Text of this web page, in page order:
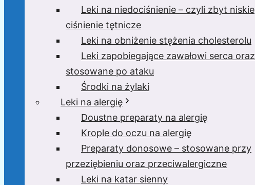
Leki na niedociśnienie – czyli zbyt niskie
ciśnienie tętnicze
Leki na obniżenie stężenia cholesterolu
Leki zapobiegające zawałowi serca oraz
stosowane po ataku
Środki na żylaki
Leki na alergię
Doustne preparaty na alergię
Krople do oczu na alergię
Preparaty donosowe – stosowane przy
przeziębieniu oraz przeciwalergiczne
Leki na katar sienny